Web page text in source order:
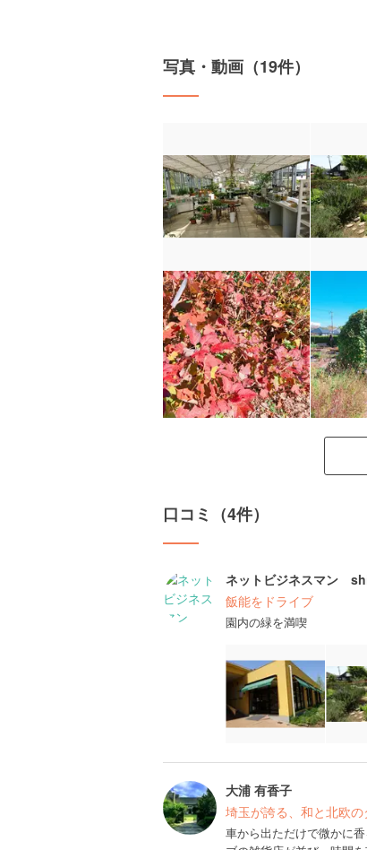
写真・動画（19件）
口コミ（4件）
ネットビジネスマン
飯能をドライブ
園内の緑を満喫
大浦 有香子
埼玉が誇る、和と北欧
車から出ただけで微かに